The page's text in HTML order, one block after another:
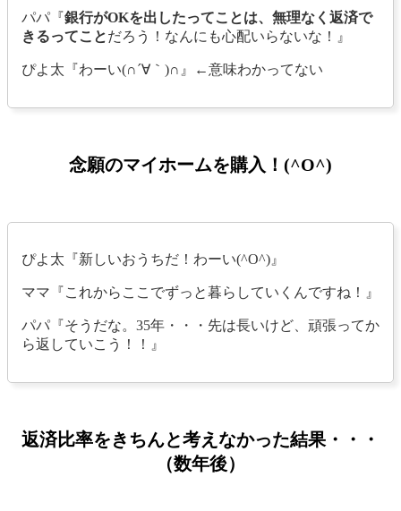
パパ『銀行がOKを出したってことは、無理なく返済で
きるってことだろう！なんにも心配いらないな！』
ぴよ太『わーい(∩´∀｀)∩』←意味わかってない
念願のマイホームを購入！(^O^)
ぴよ太『新しいおうちだ！わーい(^O^)』
ママ『これからここでずっと暮らしていくんですね！』
パパ『そうだな。35年・・・先は長いけど、頑張ってか
ら返していこう！！』
返済比率をきちんと考えなかった結果・・・
（数年後）